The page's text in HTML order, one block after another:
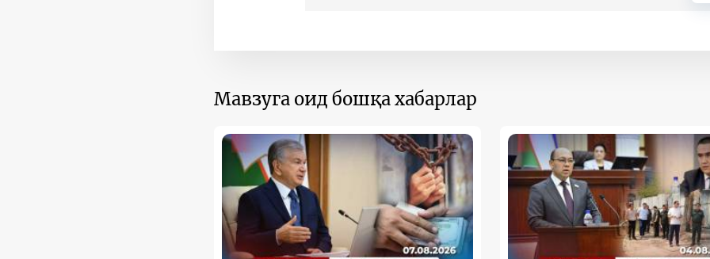
Мавзуга оид бошқа хабарлар